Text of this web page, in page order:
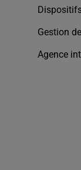
Gestion
Agence